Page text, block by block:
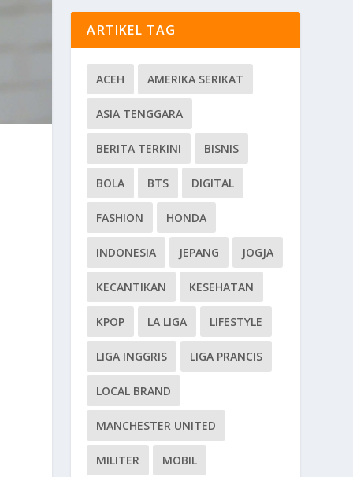
ARTIKEL TAG
ACEH AMERIKA SERIKAT
ASIA TENGGARA
BERITA TERKINI BISNIS
BOLA BTS DIGITAL
FASHION HONDA
INDONESIA JEPANG JOGJA
KECANTIKAN KESEHATAN
KPOP LA LIGA LIFESTYLE
LIGA INGGRIS LIGA PRANCIS
LOCAL BRAND
MANCHESTER UNITED
MILITER MOBIL